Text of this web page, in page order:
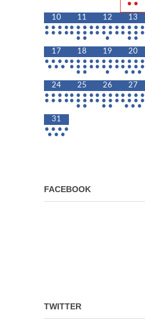
• •
10
• • • •
• • • •
11
• • • •
• • • •
• •
12
• • • •
• • • •
•
13
• • • •
• • • •
• •
17
• • • •
• • •
18
• • • •
• • • •
• •
19
• • • •
• • • •
•
20
• • • •
• • • •
• • •
24
• • • •
• • • •
25
• • • •
• • • •
• •
26
• • • •
• • • •
• •
27
• • • •
• • • •
• • •
31
• • • •
• • •
FACEBOOK
TWITTER